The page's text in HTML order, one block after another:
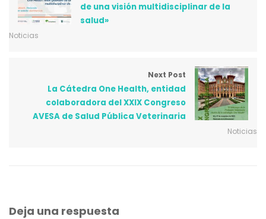
de una visión multidisciplinar de la
salud»
Noticias
Next Post
La Cátedra One Health, entidad
colaboradora del XXIX Congreso
AVESA de Salud Pública Veterinaria
Noticias
Deja una respuesta